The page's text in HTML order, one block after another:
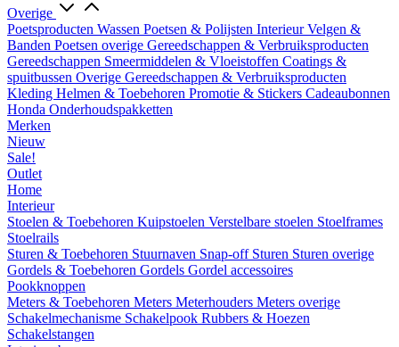
Overige
Poetsproducten Wassen Poetsen & Polijsten InterieurVelgen &
Banden Poetsen overige Gereedschappen & Verbruiksproducten
Gereedschappen Smeermiddelen & Vloeistoffen Coatings &
spuitbussen Overige Gereedschappen & Verbruiksproducten
Kleding Helmen & Toebehoren Promotie & Stickers Cadeaubonnen
Honda Onderhoudspakketten
Merken
Nieuw
Sale!
Outlet
Home
Interieur
Stoelen & Toebehoren Kuipstoelen Verstelbare stoelen Stoelframes
Stoelrails
Sturen & Toebehoren Stuurnaven Snap-off Sturen Sturen overige
Gordels & Toebehoren Gordels Gordel accessoires
Pookknoppen
Meters & Toebehoren Meters Meterhouders Meters overige
Schakelmechanisme Schakelpook Rubbers & Hoezen
Schakelstangen